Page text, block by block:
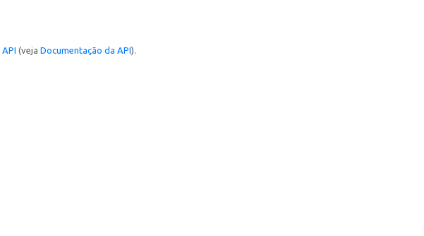
API (veja Documentação da API).